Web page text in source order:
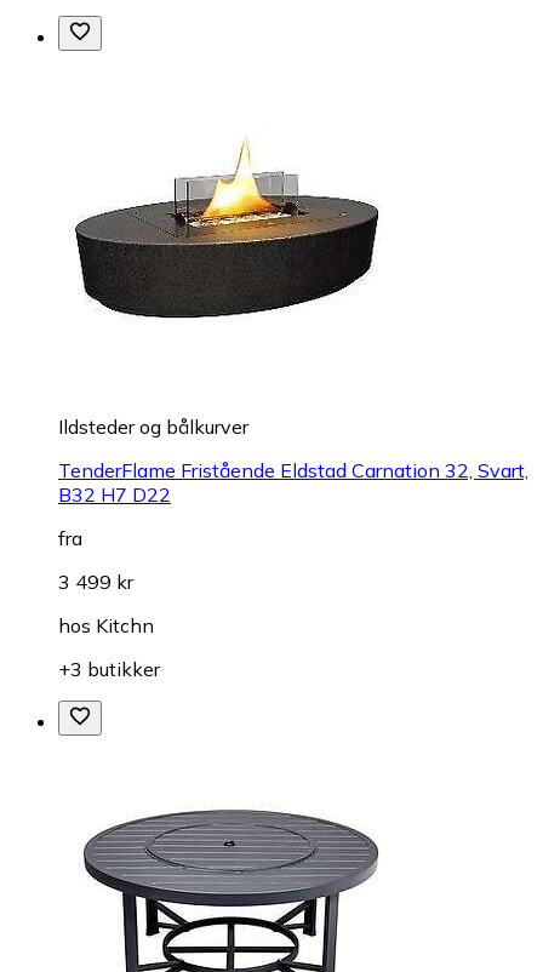
Ildsteder og bålkurver
TenderFlame Fristående Eldstad Carnation 32, Svart,
B32 H7 D22
fra
3 499 kr
hos Kitchn
+3 butikker